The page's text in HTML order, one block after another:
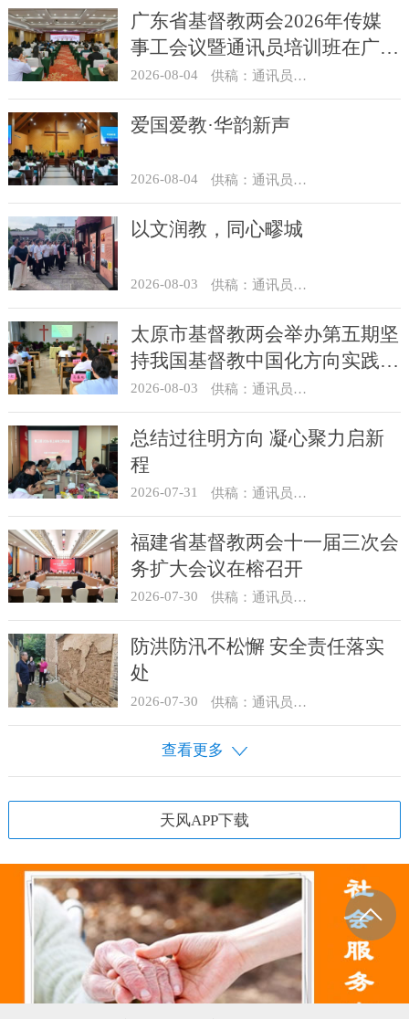
广东省基督教两会2026年传媒
事工会议暨通讯员培训班在广州
举办
2026-08-04 供稿：通讯员 汪浩
爱国爱教·华韵新声
2026-08-04 供稿：通讯员 景健美
以文润教，同心疁城
2026-08-03 供稿：通讯员 景健美
太原市基督教两会举办第五期坚
持我国基督教中国化方向实践能
力专题培训
2026-08-03 供稿：通讯员 王建春 摄影：史爱梅
总结过往明方向 凝心聚力启新
程
2026-07-31 供稿：通讯员 冯莉琴
福建省基督教两会十一届三次会
务扩大会议在榕召开
2026-07-30 供稿：通讯员 杨莹莹
防洪防汛不松懈 安全责任落实
处
2026-07-30 供稿：通讯员 骆合祥
查看更多
天风APP下载